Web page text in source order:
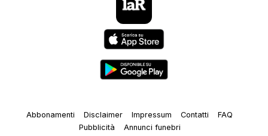
Abbonamenti Disclaimer Impressum Contatti
FAQ
Pubblicità
Annunci funebri